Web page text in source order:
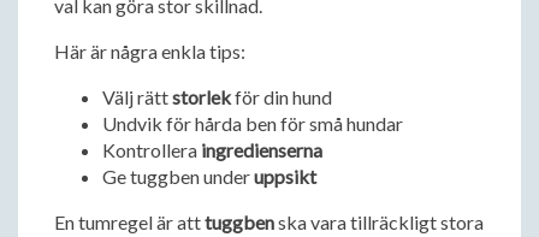
val kan göra stor skillnad.
Här är några enkla tips:
Välj rättstorlekför din hund
Undvik för hårda ben för små hundar
Kontrollera ingredienserna
Ge tuggben underuppsikt
En tumregel är atttuggbenska vara tillräckligt stora